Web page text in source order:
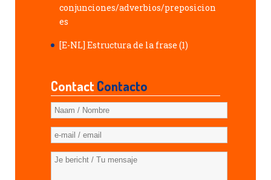
conjunciones/adverbios/preposicion
es
[E-NL] Estructura de la frase (1)
ContactContacto